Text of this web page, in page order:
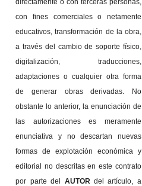
con fines comerciales o netamente
educativos, transformación de la obra,
a través del cambio de soporte físico,
digitalización, traducciones,
adaptaciones o cualquier otra forma
de generar obras derivadas. No
obstante lo anterior, la enunciación de
las autorizaciones es meramente
enunciativa y no descartan nuevas
formas de explotación económica y
editorial no descritas en este contrato
por parte del AUTOR del artículo, a